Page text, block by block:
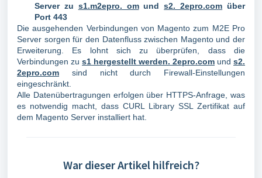
Server zu s1.m2epro. omund s2. 2epro.com über
Port 443
Die ausgehenden Verbindungen von Magento zum M2E Pro
Server sorgen für den Datenfluss zwischen Magento und der
Erweiterung. Es lohnt sich zu überprüfen, dass die
Verbindungen zu s1 hergestellt werden. 2epro.com und s2.
2epro.com
sind nicht durch Firewall-Einstellungen
eingeschränkt.
Alle Datenübertragungen erfolgen über HTTPS-Anfrage, was
es notwendig macht, dass CURL Library SSL Zertifikat auf
dem Magento Server installiert hat.
War dieser Artikel hilfreich?